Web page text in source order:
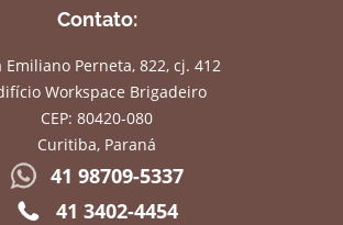
Contato:
Emiliano Perneta, 822, cj. 412
Workspace Brigadeiro
CEP: 80420-080
Curitiba, Paraná
41 98709-5337
41 3402-4454